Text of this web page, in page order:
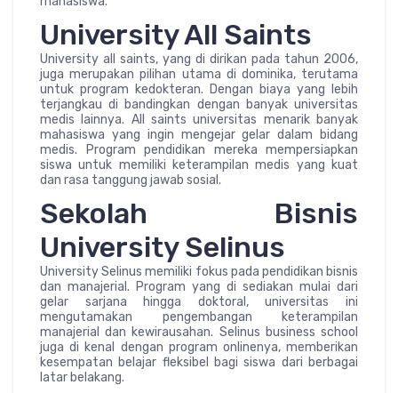
University All Saints
University all saints, yang di dirikan pada tahun 2006,
juga merupakan pilihan utama di dominika, terutama
untuk program kedokteran. Dengan biaya yang lebih
terjangkau di bandingkan dengan banyak universitas
medis lainnya. All saints universitas menarik banyak
mahasiswa yang ingin mengejar gelar dalam bidang
medis. Program pendidikan mereka mempersiapkan
siswa untuk memiliki keterampilan medis yang kuat
dan rasa tanggung jawab sosial.
Sekolah Bisnis
University Selinus
University Selinus memiliki fokus pada pendidikan bisnis
dan manajerial. Program yang di sediakan mulai dari
gelar sarjana hingga doktoral, universitas ini
mengutamakan pengembangan keterampilan
manajerial dan kewirausahan. Selinus business school
juga di kenal dengan program onlinenya, memberikan
kesempatan belajar fleksibel bagi siswa dari berbagai
latar belakang.